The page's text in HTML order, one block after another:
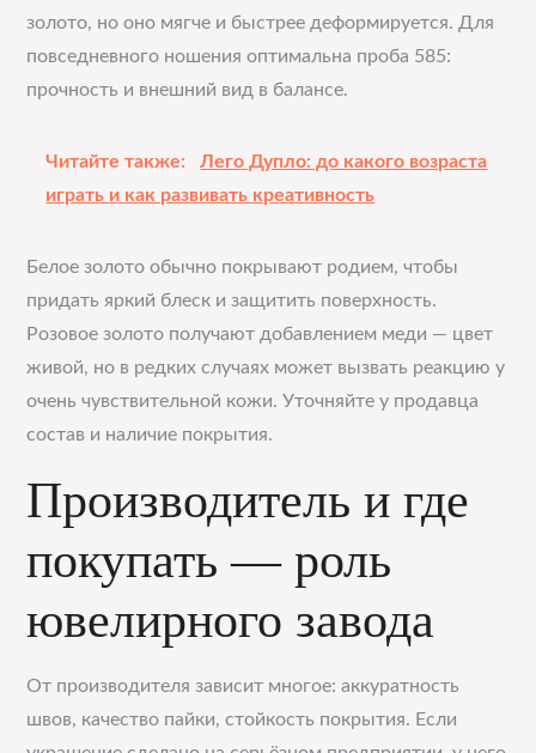
золото, но оно мягче и быстрее деформируется. Для
повседневного ношения оптимальна проба 585:
прочность и внешний вид в балансе.
Читайте также:
Лего Дупло: до какого возраста
играть и как развивать креативность
Белое золото обычно покрывают родием, чтобы
придать яркий блеск и защитить поверхность.
Розовое золото получают добавлением меди — цвет
живой, но в редких случаях может вызвать реакцию у
очень чувствительной кожи. Уточняйте у продавца
состав и наличие покрытия.
Производитель и где
покупать — роль
ювелирного завода
От производителя зависит многое: аккуратность
швов, качество пайки, стойкость покрытия. Если